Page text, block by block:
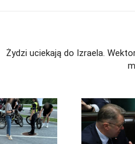
Żydzi uciekają do Izraela.